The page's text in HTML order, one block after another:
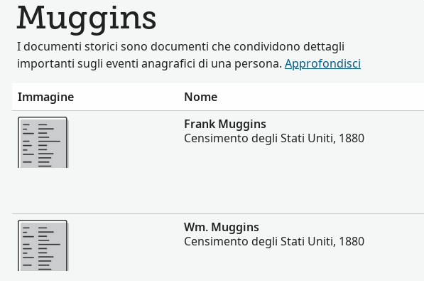
Muggins
I documenti storici sono documenti che condividono dettagli
importanti sugli eventi anagrafici di una persona. Approfondisci
Immagine Nome
Altro
Frank Muggins
Censimento degli Stati Uniti, 1880
Altro
Wm. Muggins
Censimento degli Stati Uniti, 1880